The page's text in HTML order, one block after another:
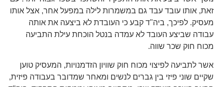
זאת, אותו עובד עבד גם במשמרות לילה במפעל אחר, אצל אותו
מעסיק. לפיכך, ביה"ד קבע כי העובדת לא ביצעה את אותה
עבודה שביצע העובד לא עמדה בנטל הוכחת עילת התביעה
מכוח חוק שכר שווה.
אשר לתביעה לפיצוי מכוח חוק שוויון הזדמנויות, המעסיק טוען
שקיים שוני פיזי בין גברים לנשים ומאחר שמדובר בעבודה פיזית,